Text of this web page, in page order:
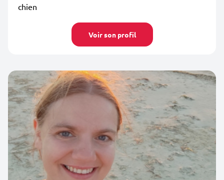
chien
Voir son profil